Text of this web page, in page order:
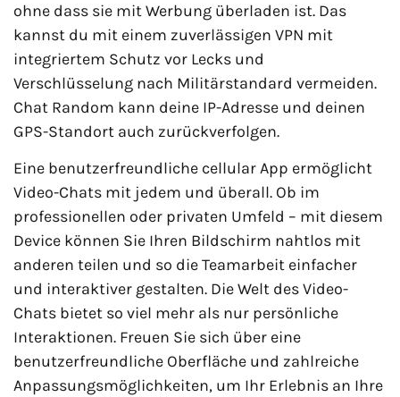
ohne dass sie mit Werbung überladen ist. Das
kannst du mit einem zuverlässigen VPN mit
integriertem Schutz vor Lecks und
Verschlüsselung nach Militärstandard vermeiden.
Chat Random kann deine IP-Adresse und deinen
GPS-Standort auch zurückverfolgen.
Eine benutzerfreundliche cellular App ermöglicht
Video-Chats mit jedem und überall. Ob im
professionellen oder privaten Umfeld – mit diesem
Device können Sie Ihren Bildschirm nahtlos mit
anderen teilen und so die Teamarbeit einfacher
und interaktiver gestalten. Die Welt des Video-
Chats bietet so viel mehr als nur persönliche
Interaktionen. Freuen Sie sich über eine
benutzerfreundliche Oberfläche und zahlreiche
Anpassungsmöglichkeiten, um Ihr Erlebnis an Ihre